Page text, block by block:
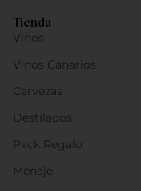
Tienda
Vinos
Vinos Canarios
Cervezas
Destilados
Pack Regalo
Menaje